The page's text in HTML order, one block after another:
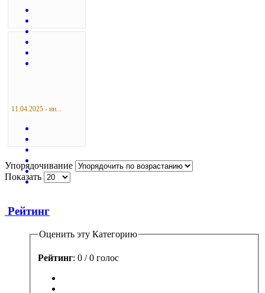
11.04.2025 - ин...
Упорядочивание
Показать
Рейтинг
Оценить эту Категорию
Рейтинг: 0 / 0 голос